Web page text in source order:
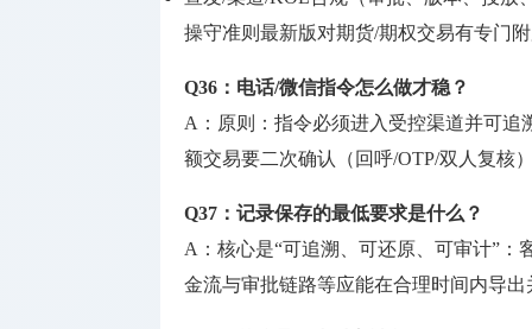
操守准则最新版对期货/期权交易有专门
Q36：电话/微信指令怎么做才稳？
A：原则：指令必须进入受控渠道并可
额交易要二次确认（回呼/OTP/双人复核
Q37：记录保存的最低要求是什么？
A：核心是“可追溯、可还原、可审计”
金流与审批链路等应能在合理时间内导